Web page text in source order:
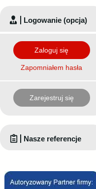
Logowanie (opcja)
Zaloguj się
Zapomniałem hasła
Zarejestruj się
Nasze referencje